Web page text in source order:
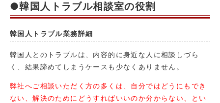
●韓国人トラブル相談室の役割
韓国人トラブル業務詳細
韓国人とのトラブルは、内容的に身近な人に相談しづら
く、結果諦めてしまうケースも少なくありません。
弊社へご相談いただく方の多くは、自分ではどうにもでき
ない、解決のためにどうすればいいのか分からない、とい